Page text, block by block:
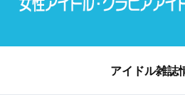
アイドル雑誌